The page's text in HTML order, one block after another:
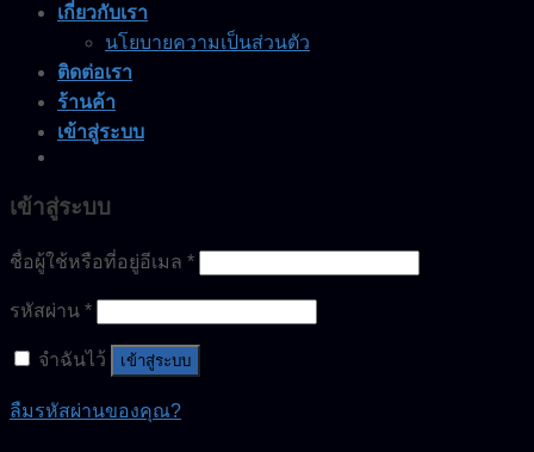
เกี่ยวกับเรา
นโยบายความเป็นส่วนตัว
ติดต่อเรา
ร้านค้า
เข้าสู่ระบบ
เข้าสู่ระบบ
ชื่อผู้ใช้หรือที่อยู่อีเมล *
รหัสผ่าน *
จำฉันไว้ เข้าสู่ระบบ
ลืมรหัสผ่านของคุณ?